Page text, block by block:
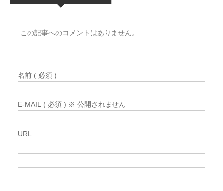
この記事へのコメントはありません。
名前 ( 必須 )
E-MAIL ( 必須 ) ※ 公開されません
URL